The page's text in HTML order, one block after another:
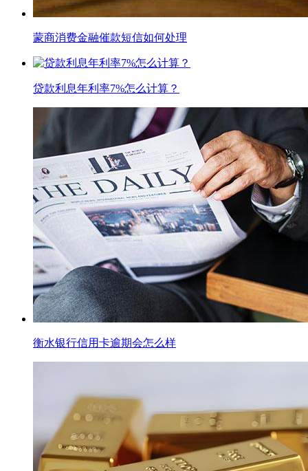
蒙商消费金融催款短信如何处理
贷款利息年利率7%怎么计算？
衡水银行信用卡逾期会怎么样